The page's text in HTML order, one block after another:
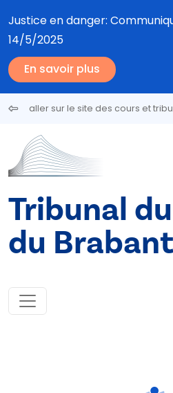
Justice en danger:
14/5/2025
En savoir plus
aller sur le site des cours et
Tribunal
du